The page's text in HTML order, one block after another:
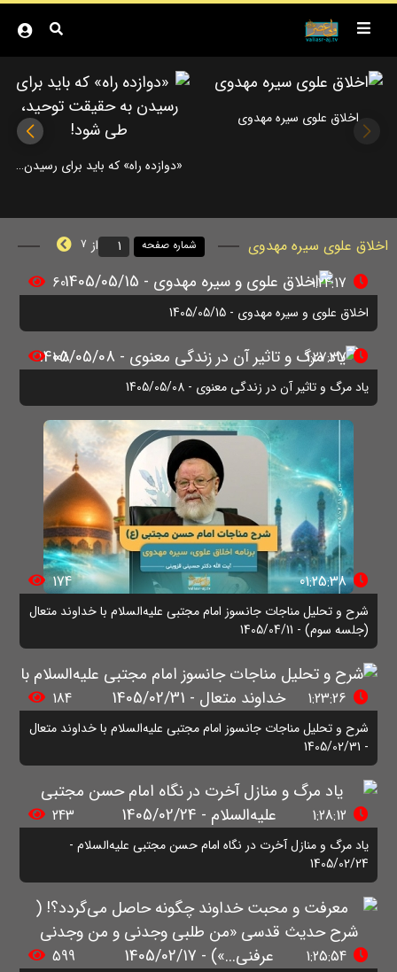
اخلاق علوی سیره مهدوی
«دوازده راه» که باید برای رسیدن به حقیقت توحید، طی شود!
اخلاق علوی سیره مهدوی شماره صفحه از 7
1:24:17
60
اخلاق علوی و سیره مهدوی - 1405/05/15
1:27:37
108
یاد مرگ و تاثیر آن در زندگی معنوی - 1405/05/08
01:25:38
174
شرح و تحلیل مناجات جانسوز امام مجتبی علیه‌السلام با خداوند متعال
(جلسه سوم) - 1405/04/11
1:23:26
184
شرح و تحلیل مناجات جانسوز امام مجتبی علیه‌السلام با خداوند متعال
- 1405/02/31
1:28:12
243
یاد مرگ و منازل آخرت در نگاه امام حسن مجتبی علیه‌السلام -
1405/02/24
1:25:54
599